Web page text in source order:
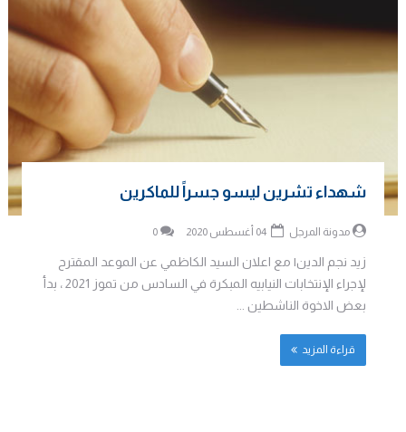
شهداء تشرين ليسو جسراً للماكرين
مدونة المرجل 0
زيد نجم الدين| مع اعلان السيد الكاظمي عن الموعد المقترح
لإجراء الإنتخابات النيابيه المبكرة في السادس من تموز 2021 ، بدأ
بعض الاخوة الناشطين ...
قراءة المزيد